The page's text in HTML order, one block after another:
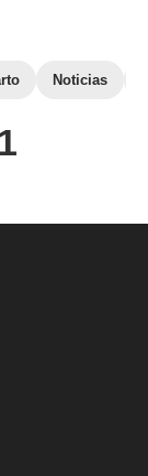
Noticias